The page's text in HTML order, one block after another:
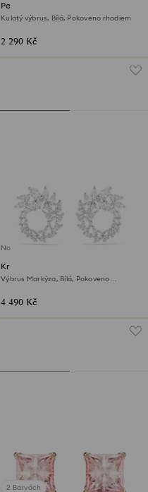
Peckové náušnice Constella
Kulatý výbrus, Bílá, Pokoveno rhodiem
2 290 Kč
Novinka
Kruhové náušnice Mesmera
Výbrus Markýza, Bílá, Pokoveno
4 490 Kč
2 Barvách